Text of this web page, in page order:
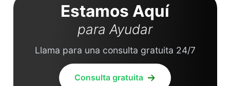
Estamos Aquí
para Ayudar
Llama para una consulta gratuita 24/7
Consulta gratuita